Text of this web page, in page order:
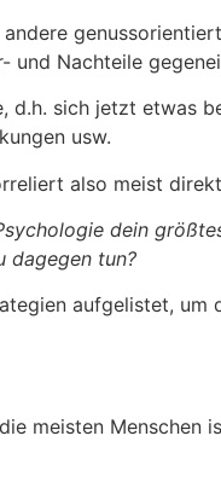
andere
und Nachteile
d.h. sich jetzt etwas
usw.
also meist
dein
dagegen tun?
aufgelistet,
meisten Menschen